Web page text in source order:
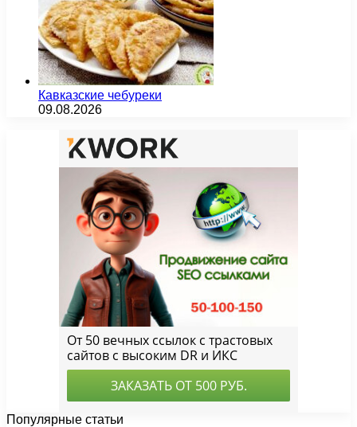
Кавказские чебуреки
09.08.2026
Популярные статьи